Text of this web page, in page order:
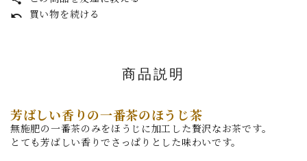
undo 買い物を続ける
商品説明
芳ばしい香りの一番茶のほうじ茶
無施肥の一番茶のみをほうじに加工した贅沢なお茶です。
とても芳ばしい香りでさっぱりとした味わいです。